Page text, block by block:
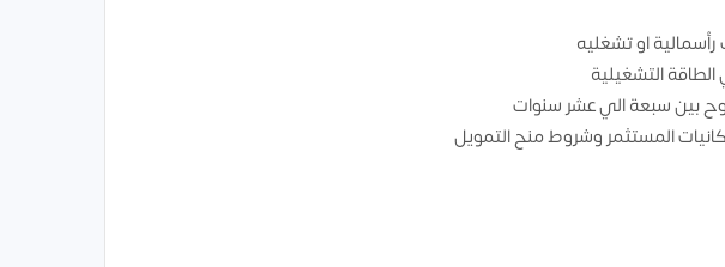
رأسمالية او تشغليه
الطاقة التشغيلية
بين سبعة الي عشر سنوات
المستثمر وشروط منح التمويل